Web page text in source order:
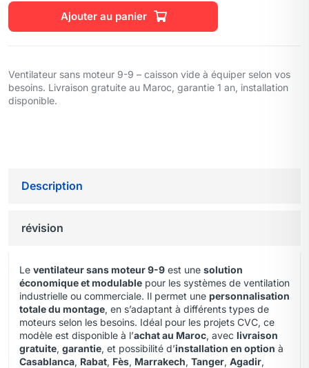
Ajouter au panier
Ventilateur sans moteur 9-9 – caisson vide à équiper selon vos
besoins. Livraison gratuite au Maroc, garantie 1 an, installation
disponible.
Description
révision
Le ventilateur sans moteur 9-9 est une solution
économique et modulable pour les systèmes de ventilation
industrielle ou commerciale. Il permet une personnalisation
totale du montage, en s’adaptant à différents types de
moteurs selon les besoins. Idéal pour les projets CVC, ce
modèle est disponible à l’achat au Maroc, avec livraison
gratuite, garantie, et possibilité d’installation en option à
Casablanca, Rabat, Fès, Marrakech, Tanger, Agadir,